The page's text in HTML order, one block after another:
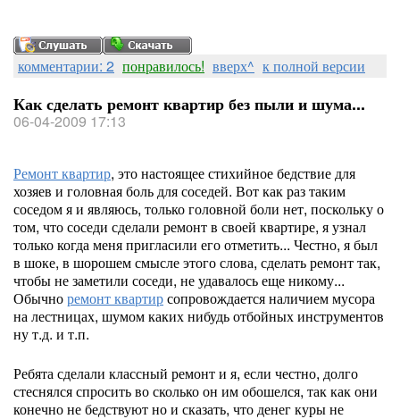
комментарии: 2 понравилось! вверх^ к полной версии
Как сделать ремонт квартир без пыли и шума...
06-04-2009 17:13
Ремонт квартир, это настоящее стихийное бедствие для
хозяев и головная боль для соседей. Вот как раз таким
соседом я и являюсь, только головной боли нет, поскольку о
том, что соседи сделали ремонт в своей квартире, я узнал
только когда меня пригласили его отметить... Честно, я был
в шоке, в шорошем смысле этого слова, сделать ремонт так,
чтобы не заметили соседи, не удавалось еще никому...
Обычноремонт квартирсопровождается наличием мусора
на лестницах, шумом каких нибудь отбойных инструментов
ну т.д. и т.п.
Ребята сделали классный ремонт и я, если честно, долго
стеснялся спросить во сколько он им обошелся, так как они
конечно не бедствуют но и сказать, что денег куры не